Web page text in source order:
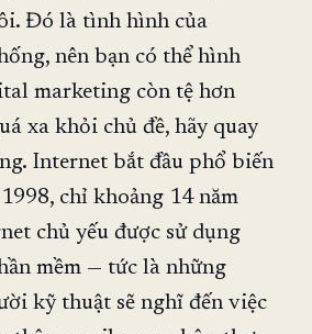
Đó là tình hình của
nên bạn có thể hình
marketing còn tệ hơn
xa khỏi chủ đề, hãy quay
Internet bắt đầu phổ biến
chỉ khoảng 14 năm
chủ yếu được sử dụng
mềm — tức là những
kỹ thuật sẽ nghĩ đến việc